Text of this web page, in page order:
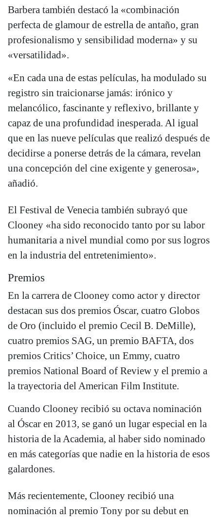
Barbera también destacó la «combinación
perfecta de glamour de estrella de antaño, gran
profesionalismo y sensibilidad moderna» y su
«versatilidad».
«En cada una de estas películas, ha modulado su
registro sin traicionarse jamás: irónico y
melancólico, fascinante y reflexivo, brillante y
capaz de una profundidad inesperada. Al igual
que en las nueve películas que realizó después de
decidirse a ponerse detrás de la cámara, revelan
una concepción del cine exigente y generosa»,
añadió.
El Festival de Venecia también subrayó que
Clooney «ha sido reconocido tanto por su labor
humanitaria a nivel mundial como por sus logros
en la industria del entretenimiento».
Premios
En la carrera de Clooney como actor y director
destacan sus dos premios Óscar, cuatro Globos
de Oro (incluido el premio Cecil B. DeMille),
cuatro premios SAG, un premio BAFTA, dos
premios Critics’ Choice, un Emmy, cuatro
premios National Board of Review y el premio a
la trayectoria del American Film Institute.
Cuando Clooney recibió su octava nominación
al Óscar en 2013, se ganó un lugar especial en la
historia de la Academia, al haber sido nominado
en más categorías que nadie en la historia de esos
galardones.
Más recientemente, Clooney recibió una
nominación al premio Tony por su debut en